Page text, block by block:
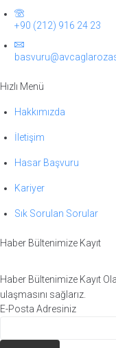
+90 (212) 916 24 23
Hızlı Menü
Hakkımızda
İletişim
Hasar Başvuru
Kariyer
Sık Sorulan Sorular
Haber Bültenimize Kayıt
Haber Bültenimize Kayıt
ulaşmasını sağlarız.
E-Posta Adresiniz